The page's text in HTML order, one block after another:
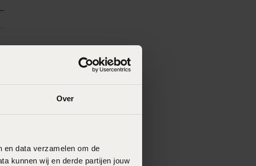
Over
en data verzamelen om de
kunnen wij en derde partijen jouw